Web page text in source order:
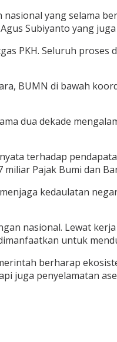
yang selama
Subiyanto yang
PKH. Seluruh
BUMN di bawah
dua dekade
terhadap
Pajak Bumi dan
kedaulatan
nasional. Lewat kerja
untuk
berharap
juga penyelamatan